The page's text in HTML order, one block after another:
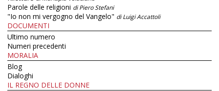
Parole delle religioni di Piero Stefani
"Io non mi vergogno del Vangelo" di Luigi Accattoli
DOCUMENTI
Ultimo numero
Numeri precedenti
MORALIA
Blog
Dialoghi
IL REGNO DELLE DONNE